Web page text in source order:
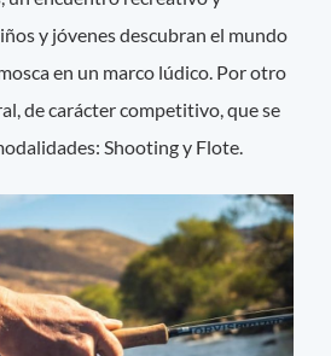
y jóvenes descubran el mundo
en un marco lúdico. Por otro
de carácter competitivo, que se
Shooting y Flote.